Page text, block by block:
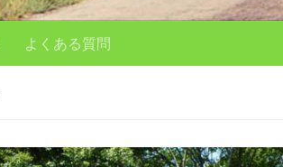
よくある質問